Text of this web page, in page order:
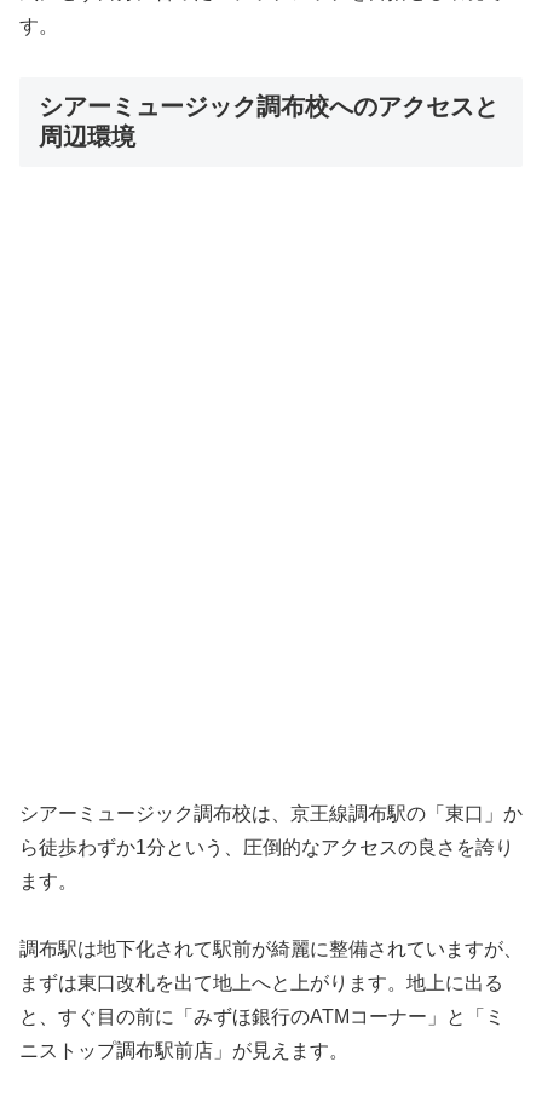
す。
シアーミュージック調布校へのアクセスと
周辺環境
シアーミュージック調布校は、京王線調布駅の「東口」か
ら徒歩わずか1分という、圧倒的なアクセスの良さを誇り
ます。
調布駅は地下化されて駅前が綺麗に整備されていますが、
まずは東口改札を出て地上へと上がります。地上に出る
と、すぐ目の前に「みずほ銀行のATMコーナー」と「ミ
ニストップ調布駅前店」が見えます。